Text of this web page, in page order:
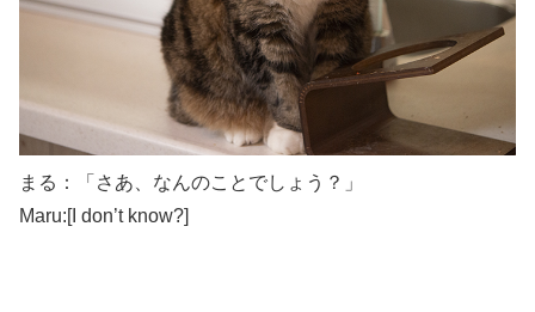
まる：「さあ、なんのことでしょう？」
Maru:[I don’t know?]